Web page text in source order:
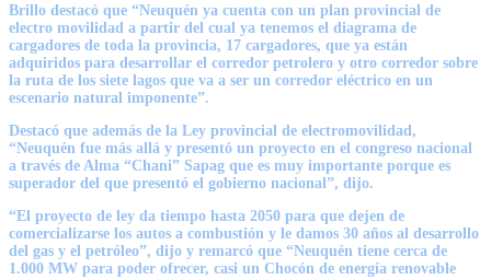
Brillo destacó que “Neuquén ya cuenta con un plan provincial de
electro movilidad a partir del cual ya tenemos el diagrama de
cargadores de toda la provincia, 17 cargadores, que ya están
adquiridos para desarrollar el corredor petrolero y otro corredor sobre
la ruta de los siete lagos que va a ser un corredor eléctrico en un
escenario natural imponente”.
Destacó que además de la Ley provincial de electromovilidad,
“Neuquén fue más allá y presentó un proyecto en el congreso nacional
a través de Alma “Chani” Sapag que es muy importante porque es
superador del que presentó el gobierno nacional”, dijo.
“El proyecto de ley da tiempo hasta 2050 para que dejen de
comercializarse los autos a combustión y le damos 30 años al desarrollo
del gas y el petróleo”, dijo y remarcó que “Neuquén tiene cerca de
1.000 MW para poder ofrecer, casi un Chocón de energía renovable